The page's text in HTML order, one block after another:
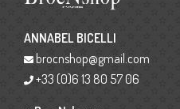
ANNABEL BICELLI
brocnshop@gmail.com
+33 (0)6 13 80 57 06